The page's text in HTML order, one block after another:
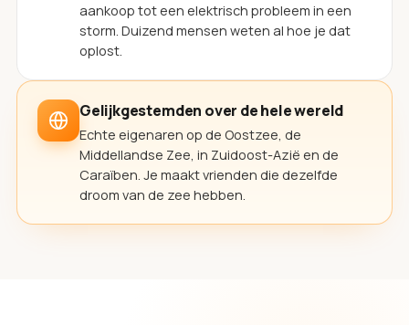
aankoop tot een elektrisch probleem in een
storm. Duizend mensen weten al hoe je dat
oplost.
Gelijkgestemden over de hele wereld
Echte eigenaren op de Oostzee, de
Middellandse Zee, in Zuidoost-Azië en de
Caraïben. Je maakt vrienden die dezelfde
droom van de zee hebben.